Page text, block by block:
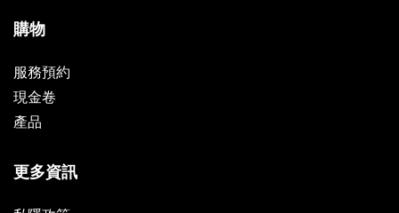
購物
服務預約
現金卷
產品
更多資訊